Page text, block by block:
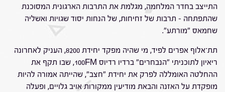
התייצב בחדר המלחמה, מגלמת את התרבות הארגונית המסוכנת
שהתפתחה – תרבות של זחיחות, של הנחות יסוד שגויות ואשליה
שחמאס "מורתע".
תת־אלוף אפרים לפיד, מי שהיה מפקד יחידת 8200, העניק לאחרונה
ריאיון לתוכניתי "הנבחרים" ברדיו רדיוס 100FM, שבו תקף את
ההחלטה האומללה לפרק את יחידת "חצב", שהייתה אמורה להיות
מופקדת על האזנה והבאת מודיעין ממקורות אויב גלויים, ופעלה